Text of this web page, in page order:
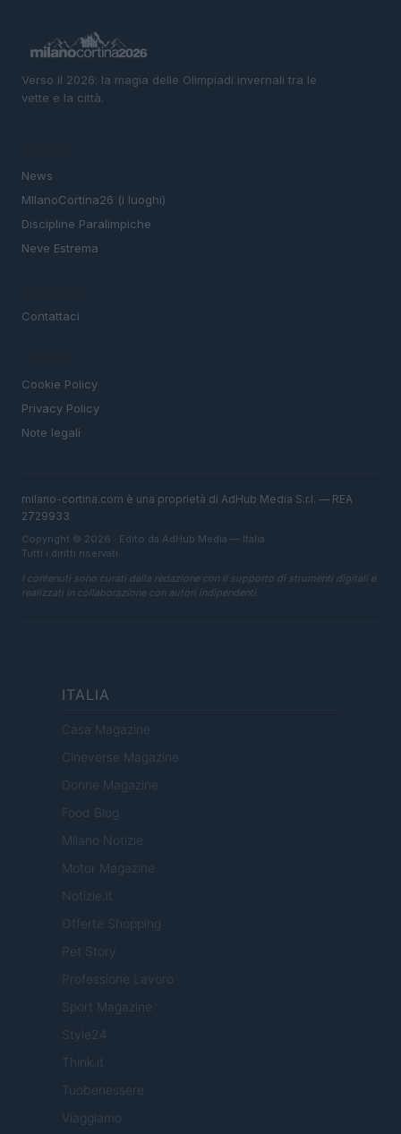
Verso il 2026: la magia delle Olimpiadi invernali tra le
vette e la città.
News
MIlanoCortina26 (i luoghi)
Discipline Paralimpiche
Neve Estrema
Contattaci
Cookie Policy
Privacy Policy
Note legali
milano-cortina.com è una proprietà di AdHub Media S.r.l. — REA
2729933
Copyright © 2026 · Edito da AdHub Media — Italia
Tutti i diritti riservati
I contenuti sono curati dalla redazione con il supporto di strumenti digitali e
realizzati in collaborazione con autori indipendenti.
ITALIA
Casa Magazine
Cineverse Magazine
Donne Magazine
Food Blog
Milano Notizie
Motor Magazine
Notizie.it
Offerte Shopping
Pet Story
Professione Lavoro
Sport Magazine
Style24
Think.it
Tuobenessere
Viaggiamo